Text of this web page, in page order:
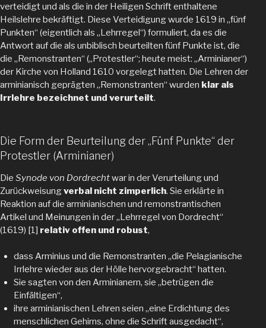
verteidigt und als die in der Heiligen Schrift enthaltene
Heilslehre bekräftigt. Diese Verteidigung wurde 1619 in „fünf
Punkten“ (eigentlich als „Lehrregel“) formuliert, da es die
Antwort auf die als unbiblisch beurteilten fünf Punkte ist, die
die „Remonstranten“ („Protestler“; heute meist: „Arminianer“)
der Kirche von Holland 1610 vorgelegt hatten. Die Lehren der
arminianisch geprägten „Remonstranten“ wurden klar als
Irrlehre bezeichnet und verurteilt.
Die Form der Beurteilung der „Fünf Punkte“ der
Protestler (Arminianer)
Die Synode von Dordrechtwar in der Verurteilung und
Zurückweisungverbal nicht zimperlich. Sie erklärte in
Reaktion auf die arminianischen und remonstrantischen
Artikel und Meinungen in der „Lehrregel von Dordrecht“
(1619) [1] relativ offen und robust,
dass Arminius und die Remonstranten „die Pelagianische
Irrlehre wieder aus der Hölle hervorgebracht“ hatten.
Sie sagten von den Arminianern, sie „betrügen die
Einfältigen“,
ihre arminianischen Lehren seien „eine Erdichtung des
menschlichen Gehirns, ohne die Schrift ausgedacht“,